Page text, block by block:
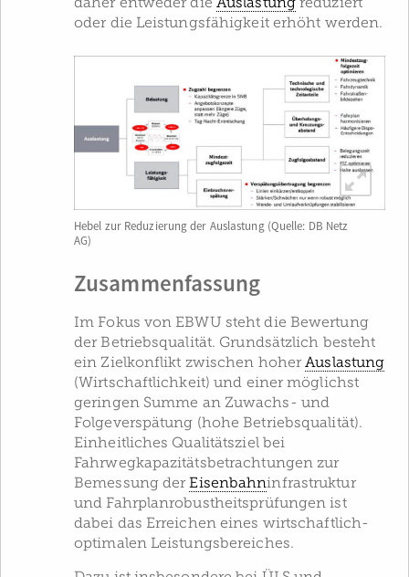
oder die Leistungsfähigkeit erhöht werden.
Hebel zur Reduzierung der Auslastung (Quelle: DB Netz
AG)
Zusammenfassung
Im Fokus von EBWU steht die Bewertung
der Betriebsqualität. Grundsätzlich besteht
ein Zielkonflikt zwischen hoherAuslastung
(Wirtschaftlichkeit) und einer möglichst
geringen Summe an Zuwachs- und
Folgeverspätung (hohe Betriebsqualität).
Einheitliches Qualitätsziel bei
Fahrwegkapazitätsbetrachtungen zur
Bemessung derEisenbahn­infrastruktur
und Fahrplanrobustheitsprüfungen ist
dabei das Erreichen eines wirtschaftlich-
optimalen Leistungsbereiches.